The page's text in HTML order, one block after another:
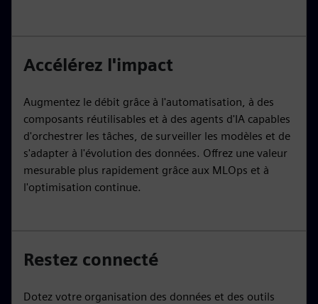
Accélérez l'impact
Augmentez le débit grâce à l'automatisation, à des
composants réutilisables et à des agents d'IA capables
d'orchestrer les tâches, de surveiller les modèles et de
s'adapter à l'évolution des données. Offrez une valeur
mesurable plus rapidement grâce aux MLOps et à
l'optimisation continue.
Restez connecté
Dotez votre organisation des données et des outils